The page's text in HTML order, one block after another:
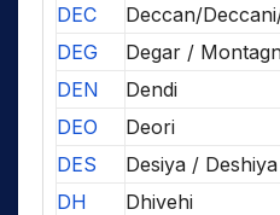
DEC
Deccan/
DEG
Degar /
DEN
Dendi
DEO
Deori
DES
Desiya / Deshiya
DH
Dhivehi